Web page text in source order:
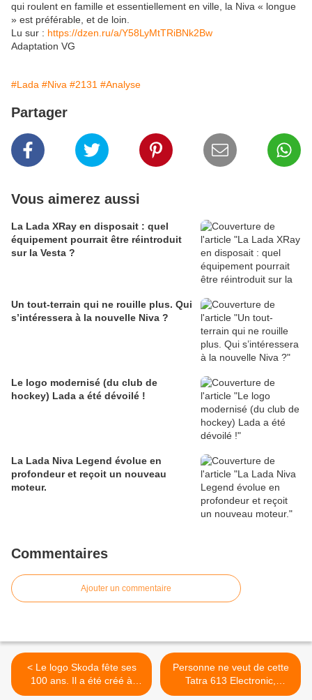
qui roulent en famille et essentiellement en ville, la Niva « longue
» est préférable, et de loin.
Lu sur : https://dzen.ru/a/Y58LyMtTRiBNk2Bw
Adaptation VG
#Lada #Niva #2131 #Analyse
Partager
Vous aimerez aussi
La Lada XRay en disposait : quel
équipement pourrait être réintroduit
sur la Vesta ?
Un tout-terrain qui ne rouille plus. Qui
s’intéressera à la nouvelle Niva ?
Le logo modernisé (du club de
hockey) Lada a été dévoilé !
La Lada Niva Legend évolue en
profondeur et reçoit un nouveau
moteur.
Commentaires
Ajouter un commentaire
< Le logo Skoda fête ses
100 ans. Il a été créé à
l'issue d'un appel d’offre et
Personne ne veut de cette
Tatra 613 Electronic,
probablement parce qu'elle